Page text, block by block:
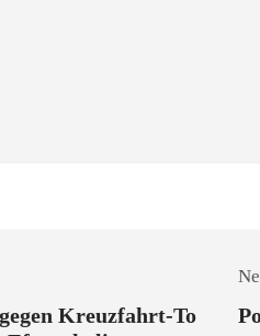
Kreuzfahrt-To